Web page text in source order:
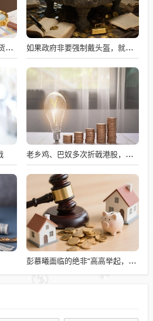
巴西黑天鹅事件！股市大跌 货币重挫约2.5% 如果政府非要强制戴头盔，就得先让电动自行车有个放头盔的地方
老乡鸡、巴奴多次折戟港股，餐饮上市变难了吗？
彭慕曦面临的绝非“高高举起，轻轻放下”